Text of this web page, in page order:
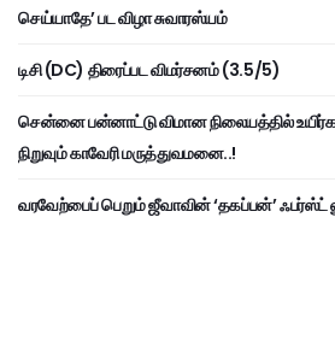
செய்யாதே’ பட விழா சுவாரஸ்யம்
டிசி (DC) திரைப்பட விமர்சனம் (3.5/5)
சென்னை பன்னாட்டு விமான நிலையத்தில்
நிறுவும் காவேரி மருத்துவமனை..!
வரவேற்பைப் பெறும் ஜீவாவின் ‘தகப்பன்’ ஃபர்ஸ்ட்